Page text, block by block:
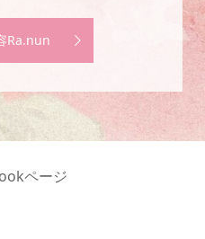
Ra.nun
ページ